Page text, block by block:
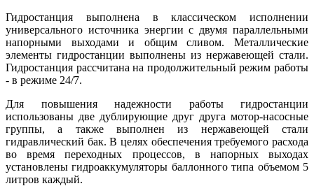
Гидростанция выполнена в классическом исполнении
универсального источника энергии с двумя параллельными
напорными выходами и общим сливом. Металлические
элементы гидростанции выполнены из нержавеющей стали.
Гидростанция рассчитана на продолжительный режим работы
- в режиме 24/7.
Для повышения надежности работы гидростанции
использованы две дублирующие друг друга мотор-насосные
группы, а также выполнен из нержавеющей стали
гидравлический бак. В целях обеспечения требуемого расхода
во время переходных процессов, в напорных выходах
установлены гидроаккумуляторы баллонного типа объемом 5
литров каждый.